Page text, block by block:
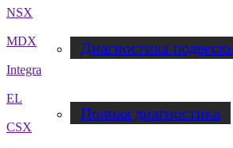
Диагностика
Полная диагностика
NSX
MDX
Integra
EL
CSX